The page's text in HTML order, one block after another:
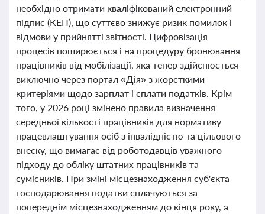
необхідно отримати кваліфікований електронний
підпис (КЕП), що суттєво знижує ризик помилок і
відмови у прийнятті звітності. Цифровізація
процесів поширюється і на процедуру бронювання
працівників від мобілізації, яка тепер здійснюється
виключно через портал «Дія» з жорсткими
критеріями щодо зарплат і сплати податків. Крім
того, у 2026 році змінено правила визначення
середньої кількості працівників для нормативу
працевлаштування осіб з інвалідністю та цільового
внеску, що вимагає від роботодавців уважного
підходу до обліку штатних працівників та
сумісників. При зміні місцезнаходження суб'єкта
господарювання податки сплачуються за
попереднім місцезнаходженням до кінця року, а